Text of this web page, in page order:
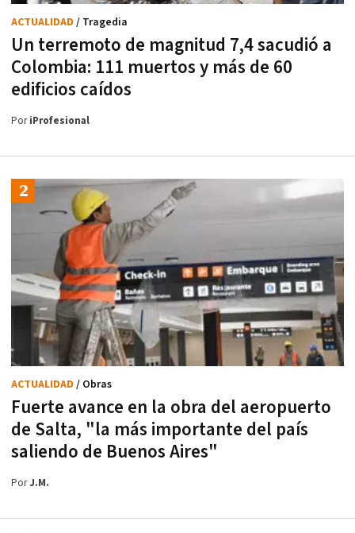
Un terremoto de magnitud 7,4 sacudió a
Colombia: 111 muertos y más de 60
edificios caídos
ACTUALIDAD / Tragedia
PoriProfesional
Fuerte avance en la obra del aeropuerto
de Salta, "la más importante del país
saliendo de Buenos Aires"
ACTUALIDAD / Obras
PorJ.M.